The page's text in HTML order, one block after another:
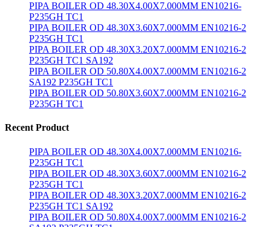
PIPA BOILER OD 48.30X4.00X7.000MM EN10216-
P235GH TC1
PIPA BOILER OD 48.30X3.60X7.000MM EN10216-2
P235GH TC1
PIPA BOILER OD 48.30X3.20X7.000MM EN10216-2
P235GH TC1 SA192
PIPA BOILER OD 50.80X4.00X7.000MM EN10216-2
SA192 P235GH TC1
PIPA BOILER OD 50.80X3.60X7.000MM EN10216-2
P235GH TC1
Recent Product
PIPA BOILER OD 48.30X4.00X7.000MM EN10216-
P235GH TC1
PIPA BOILER OD 48.30X3.60X7.000MM EN10216-2
P235GH TC1
PIPA BOILER OD 48.30X3.20X7.000MM EN10216-2
P235GH TC1 SA192
PIPA BOILER OD 50.80X4.00X7.000MM EN10216-2